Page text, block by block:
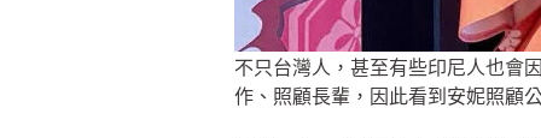
不只台灣人，甚至有些印尼人也會
作、照顧長輩，因此看到安妮照顧